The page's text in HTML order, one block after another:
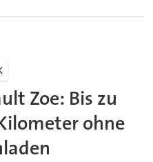
Zoe: Bis zu
ohne